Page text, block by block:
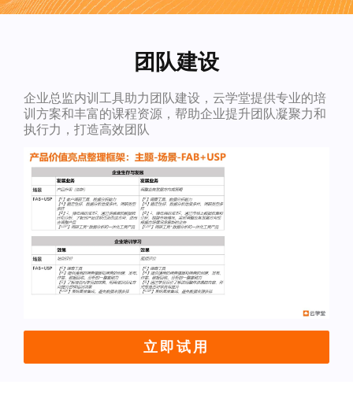
团队建设
企业总监内训工具助力团队建设，云学堂提供专业的培
训方案和丰富的课程资源，帮助企业提升团队凝聚力和
执行力，打造高效团队
立即试用